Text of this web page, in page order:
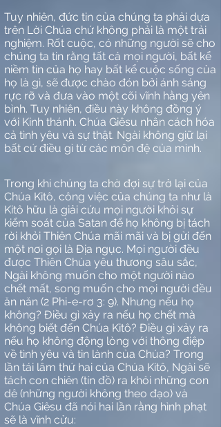
Tuy nhiên, đức tin của chúng ta phải dựa
trên Lời Chúa chứ không phải là một trải
nghiệm. Rốt cuộc, có những người sẽ cho
chúng ta tin rằng tất cả mọi người, bất kể
niềm tin của họ hay bất kể cuộc sống của
họ là gì, sẽ được chào đón bởi ánh sáng
rực rỡ và đưa vào một cõi vĩnh hằng yên
bình. Tuy nhiên, điều này không đồng ý
với Kinh thánh. Chúa Giêsu nhân cách hóa
cả tình yêu và sự thật. Ngài không giữ lại
bất cứ điều gì từ các môn đệ của mình.
Trong khi chúng ta chờ đợi sự trở lại của
Chúa Kitô, công việc của chúng ta như là
Kitô hữu là giải cứu mọi người khỏi sự
kiểm soát của Satan để họ không bị tách
rời khỏi Thiên Chúa mãi mãi và bị gửi đến
một nơi gọi là Địa ngục. Mọi người đều
được Thiên Chúa yêu thương sâu sắc,
Ngài không muốn cho một người nào
chết mất, song muốn cho mọi người đều
ăn năn (2 Phi-e-rơ 3: 9). Nhưng nếu họ
không? Điều gì xảy ra nếu họ chết mà
không biết đến Chúa Kitô? Điều gì xảy ra
nếu họ không động lòng với thông điệp
về tình yêu và tin lành của Chúa? Trong
lần tái lâm thứ hai của Chúa Kitô, Ngài sẽ
tách con chiên (tín đồ) ra khỏi những con
dê (những người không theo đạo) và
Chúa Giêsu đã nói hai lần rằng hình phạt
sẽ là vĩnh cửu: